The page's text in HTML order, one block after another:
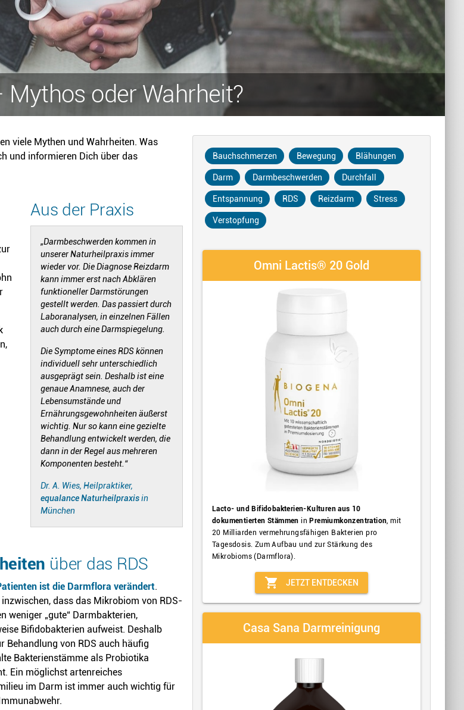
Mythos oder Wahrheit?
viele Mythen und Wahrheiten. Was
und informieren Dich über das
Aus der Praxis
„Darmbeschwerden kommen in
unserer Naturheilpraxis immer
wieder vor. Die Diagnose Reizdarm
kann immer erst nach Abklären
funktioneller Darmstörungen
gestellt werden. Das passiert durch
Laboranalysen, in einzelnen Fällen
auch durch eine Darmspiegelung.
Die Symptome eines RDS können
individuell sehr unterschiedlich
ausgeprägt sein. Deshalb ist eine
genaue Anamnese, auch der
Lebensumstände und
Ernährungsgewohnheiten äußerst
wichtig. Nur so kann eine gezielte
Behandlung entwickelt werden, die
dann in der Regel aus mehreren
Komponenten besteht.“
Dr. A. Wies, Heilpraktiker,
equalance Naturheilpraxisin
München
über das RDS
ist die Darmflora verändert.
dass das Mikrobiom von RDS-
weniger „gute“ Darmbakterien,
Bifidobakterien aufweist. Deshalb
Behandlung von RDS auch häufig
Bakterienstämme als Probiotika
Ein möglichst artenreiches
im Darm ist immer auch wichtig für
Bauchschmerzen Bewegung Blähungen
Darm Darmbeschwerden Durchfall
Entspannung RDS Reizdarm Stress
Verstopfung
Omni Lactis® 20 Gold
Lacto- und Bifidobakterien-Kulturen aus 10
dokumentierten Stämmen in Premiumkonzentration, mit
20 Milliarden vermehrungsfähigen Bakterien pro
Tagesdosis. Zum Aufbau und zur Stärkung des
Mikrobioms (Darmflora).
shopping_cart JETZT ENTDECKEN
Casa Sana Darmreinigung